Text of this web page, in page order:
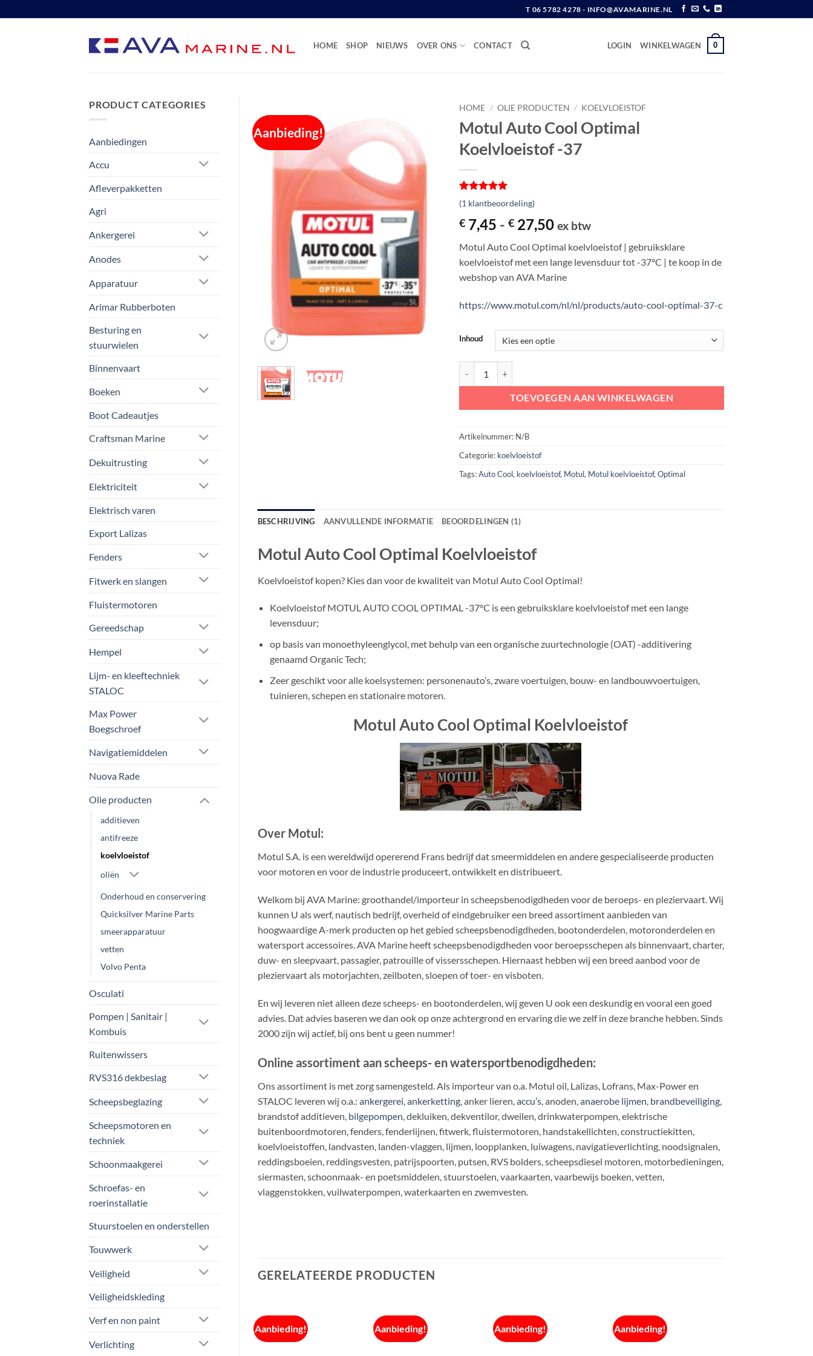
naar
T 06 5782 4278 - INFO@AVAMARINE.NL
HOME SHOP NIEUWS OVER ONS CONTACT LOGIN WINKELWAGEN 0
PRODUCT CATEGORIES
Aanbiedingen
Accu
Afleverpakketten
Agri
Ankergerei
Anodes
Apparatuur
Arimar Rubberboten
Besturing en
stuurwielen
Binnenvaart
Boeken
Boot Cadeautjes
Craftsman Marine
Dekuitrusting
Elektriciteit
Elektrisch varen
Export Lalizas
Fenders
Fitwerk en slangen
Fluistermotoren
Gereedschap
Hempel
Lijm- en kleeftechniek
STALOC
Max Power
Boegschroef
Navigatiemiddelen
Nuova Rade
Olie producten
additieven
antifreeze
koelvloeistof
oliën
Onderhoud en conservering
Quicksilver Marine Parts
smeerapparatuur
vetten
Volvo Penta
Osculati
Pompen | Sanitair |
Kombuis
Ruitenwissers
RVS316 dekbeslag
Scheepsbeglazing
Scheepsmotoren en
techniek
Schoonmaakgerei
Schroefas- en
roerinstallatie
Stuurstoelen en onderstellen
Touwwerk
Veiligheid
Veiligheidskleding
Verf en non paint
Verlichting
Aanbieding!
HOME / OLIE PRODUCTEN / KOELVLOEISTOF
Motul Auto Cool Optimal
Koelvloeistof -37
Gewaardeerd
5op 5
gebaseerd
op
1
(1 klantbeoordeling)
€ 7,45 - € 27,50Prijsklasse:
tot
€ 27,50
ex btw
Motul Auto Cool Optimal koelvloeistof | gebruiksklare
koelvloeistof met een lange levensduur tot -37°C | te koop in de
webshop van AVA Marine
https://www.motul.com/nl/nl/products/auto-cool-optimal-37-c
Inhoud
TOEVOEGEN AAN WINKELWAGEN
Artikelnummer: N/B
Categorie: koelvloeistof
Tags:Auto Cool, koelvloeistof, Motul, Motul koelvloeistof,Optimal
BESCHRIJVING AANVULLENDE INFORMATIE BEOORDELINGEN (1)
Motul Auto Cool Optimal Koelvloeistof
Koelvloeistof kopen? Kies dan voor de kwaliteit van Motul Auto Cool Optimal!
Koelvloeistof MOTUL AUTO COOL OPTIMAL -37°C is een gebruiksklare koelvloeistof met een lange
levensduur;
op basis van monoethyleenglycol, met behulp van een organische zuurtechnologie (OAT) -additivering
genaamd Organic Tech;
Zeer geschikt voor alle koelsystemen: personenauto’s, zware voertuigen, bouw- en landbouwvoertuigen,
tuinieren, schepen en stationaire motoren.
Motul Auto Cool Optimal Koelvloeistof
Over Motul:
Motul S.A. is een wereldwijd opererend Frans bedrijf dat smeermiddelen en andere gespecialiseerde producten
voor motoren en voor de industrie produceert, ontwikkelt en distribueert.
Welkom bij AVA Marine: groothandel/importeur in scheepsbenodigdheden voor de beroeps- en pleziervaart. Wij
kunnen U als werf, nautisch bedrijf, overheid of eindgebruiker een breed assortiment aanbieden van
hoogwaardige A-merk producten op het gebied scheepsbenodigdheden, bootonderdelen, motoronderdelen en
watersport accessoires. AVA Marine heeft scheepsbenodigdheden voor beroepsschepen als binnenvaart, charter,
duw- en sleepvaart, passagier, patrouille of vissersschepen. Hiernaast hebben wij een breed aanbod voor de
pleziervaart als motorjachten, zeilboten, sloepen of toer- en visboten.
En wij leveren niet alleen deze scheeps- en bootonderdelen, wij geven U ook een deskundig en vooral een goed
advies. Dat advies baseren we dan ook op onze achtergrond en ervaring die we zelf in deze branche hebben. Sinds
2000 zijn wij actief, bij ons bent u geen nummer!
Online assortiment aan scheeps- en watersportbenodigdheden:
Ons assortiment is met zorg samengesteld. Als importeur van o.a. Motul oil, Lalizas, Lofrans, Max-Power en
STALOC leveren wij o.a.: ankergerei,ankerketting, anker lieren,accu’s, anoden,anaerobe lijmen, brandbeveiliging,
brandstof additieven, bilgepompen, dekluiken, dekventilor, dweilen, drinkwaterpompen, elektrische
buitenboordmotoren, fenders, fenderlijnen, fitwerk, fluistermotoren, handstakellichten, constructiekitten,
koelvloeistoffen, landvasten, landen-vlaggen, lijmen, loopplanken, luiwagens, navigatieverlichting, noodsignalen,
reddingsboeien, reddingsvesten, patrijspoorten, putsen, RVS bolders, scheepsdiesel motoren, motorbedieningen,
siermasten, schoonmaak- en poetsmiddelen, stuurstoelen, vaarkaarten, vaarbewijs boeken, vetten,
vlaggenstokken, vuilwaterpompen, waterkaarten en zwemvesten.
GERELATEERDE PRODUCTEN
Aanbieding! Aanbieding! Aanbieding! Aanbieding!